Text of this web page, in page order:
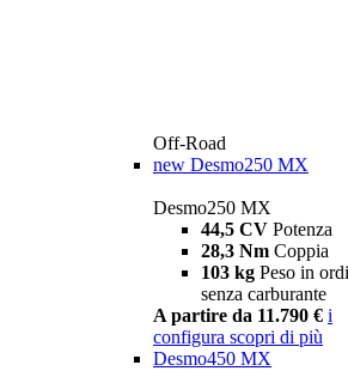
Off-Road
new Desmo250 MX
Desmo250 MX
44,5 CV Potenza
28,3 Nm Coppia
103 kg Peso in
senza carburante
A partire da 11.790 € i
configura scopri di più
Desmo450 MX